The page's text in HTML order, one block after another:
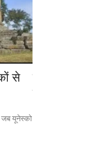
से
जब यूनेस्को